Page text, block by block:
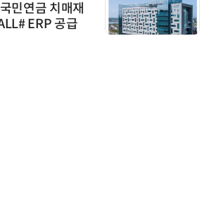
민연금 치매재
ERP 공급